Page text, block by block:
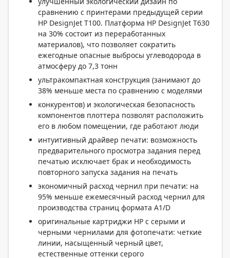
сравнению с принтерами предыдущей серии
HP DesignJet T100. Платформа HP DesignJet T630
на 30% состоит из переработанных
материалов), что позволяет сократить
ежегодные опасные выбросы углеводорода в
атмосферу до 7,3 тонн
ультракомпактная конструкция (занимают до
38% меньше места по сравнению с моделями
конкурентов) и экологическая безопасность
компонентов плоттера позволят расположить
его в любом помещении, где работают люди
интуитивный драйвер печати: возможность
предварительного просмотра задания перед
печатью исключает брак и необходимость
повторного запуска задания на печать
экономичный расход чернил при печати: на
95% меньше ежемесячный расход чернил для
производства страниц формата A1/D
оригинальные картриджи HP с серыми и
черными чернилами для фотопечати: четкие
линии, насыщенный черный цвет,
естественные оттенки серого